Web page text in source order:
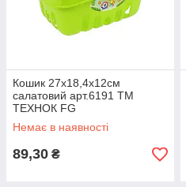
Кошик 27х18,4х12см
салатовий арт.6191 ТМ
ТЕХНОК FG
Немає в наявності
89,30 ₴